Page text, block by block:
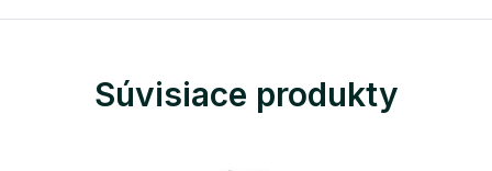
Súvisiace produkty